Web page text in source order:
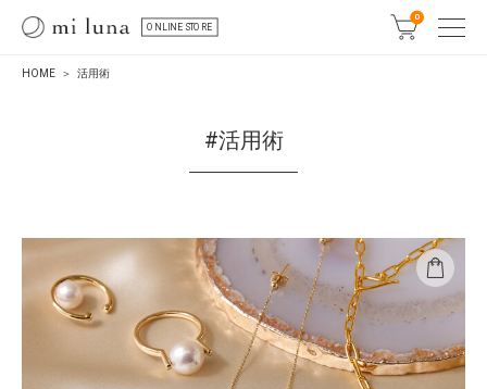
ONLINE STORE
0
HOME 活用術
#活用術